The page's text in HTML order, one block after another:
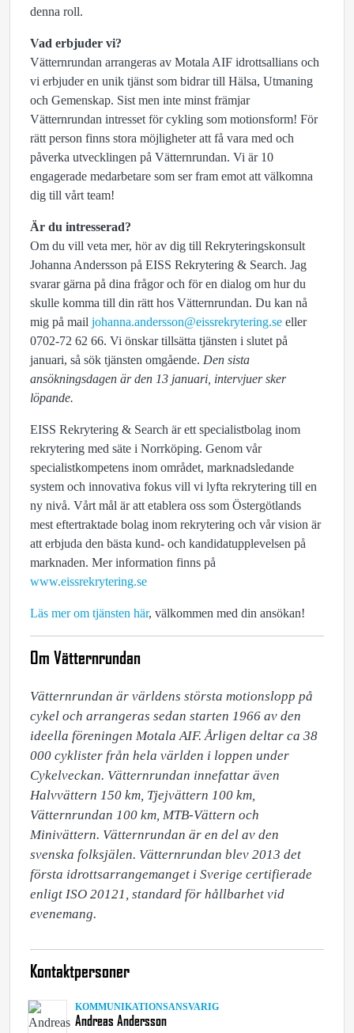
denna roll.
Vad erbjuder vi?
Vätternrundan arrangeras av Motala AIF idrottsallians och
vi erbjuder en unik tjänst som bidrar till Hälsa, Utmaning
och Gemenskap. Sist men inte minst främjar
Vätternrundan intresset för cykling som motionsform! För
rätt person finns stora möjligheter att få vara med och
påverka utvecklingen på Vätternrundan. Vi är 10
engagerade medarbetare som ser fram emot att välkomna
dig till vårt team!
Är du intresserad?
Om du vill veta mer, hör av dig till Rekryteringskonsult
Johanna Andersson på EISS Rekrytering & Search. Jag
svarar gärna på dina frågor och för en dialog om hur du
skulle komma till din rätt hos Vätternrundan. Du kan nå
mig på mail johanna.andersson@eissrekrytering.se eller
0702-72 62 66. Vi önskar tillsätta tjänsten i slutet på
januari, så sök tjänsten omgående. Den sista
ansökningsdagen är den 13 januari, intervjuer sker
löpande.
EISS Rekrytering & Search är ett specialistbolag inom
rekrytering med säte i Norrköping. Genom vår
specialistkompetens inom området, marknadsledande
system och innovativa fokus vill vi lyfta rekrytering till en
ny nivå. Vårt mål är att etablera oss som Östergötlands
mest eftertraktade bolag inom rekrytering och vår vision är
att erbjuda den bästa kund- och kandidatupplevelsen på
marknaden. Mer information finns på
www.eissrekrytering.se
Läs mer om tjänsten här, välkommen med din ansökan!
Om Vätternrundan
Vätternrundan är världens största motionslopp på
cykel och arrangeras sedan starten 1966 av den
ideella föreningen Motala AIF. Årligen deltar ca 38
000 cyklister från hela världen i loppen under
Cykelveckan. Vätternrundan innefattar även
Halvvättern 150 km, Tjejvättern 100 km,
Vätternrundan 100 km, MTB-Vättern och
Minivättern. Vätternrundan är en del av den
svenska folksjälen. Vätternrundan blev 2013 det
första idrottsarrangemanget i Sverige certifierade
enligt ISO 20121, standard för hållbarhet vid
evenemang.
Kontaktpersoner
KOMMUNIKATIONSANSVARIG
Andreas Andersson